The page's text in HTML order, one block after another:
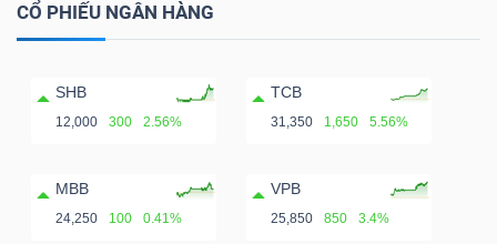
CỔ PHIẾU NGÂN HÀNG
SHB
12,000 300 2.56%
TCB
31,350 1,650 5.56%
MBB
24,250 100 0.41%
VPB
25,850 850 3.4%